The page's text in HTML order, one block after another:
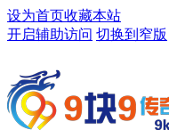
设为首页收藏本站
开启辅助访问 切换到窄版